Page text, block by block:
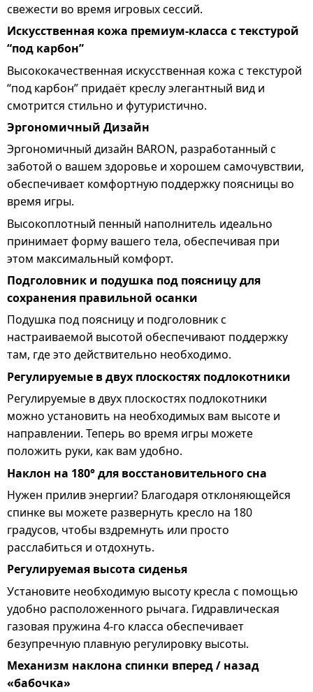
свежести во время игровых сессий.
Искусственная кожа премиум-класса с текстурой
“под карбон”
Высококачественная искусственная кожа с текстурой
“под карбон” придаёт креслу элегантный вид и
смотрится стильно и футуристично.
Эргономичный Дизайн
Эргономичный дизайн BARON, разработанный с
заботой о вашем здоровье и хорошем самочувствии,
обеспечивает комфортную поддержку поясницы во
время игры.
Высокоплотный пенный наполнитель идеально
принимает форму вашего тела, обеспечивая при
этом максимальный комфорт.
Подголовник и подушка под поясницу для
сохранения правильной осанки
Подушка под поясницу и подголовник с
настраиваемой высотой обеспечивают поддержку
там, где это действительно необходимо.
Регулируемые в двух плоскостях подлокотники
Регулируемые в двух плоскостях подлокотники
можно установить на необходимых вам высоте и
направлении. Теперь во время игры можете
положить руки, как вам удобно.
Наклон на 180° для восстановительного сна
Нужен прилив энергии? Благодаря отклоняющейся
спинке вы можете развернуть кресло на 180
градусов, чтобы вздремнуть или просто
расслабиться и отдохнуть.
Регулируемая высота сиденья
Установите необходимую высоту кресла с помощью
удобно расположенного рычага. Гидравлическая
газовая пружина 4-го класса обеспечивает
безупречную плавную регулировку высоты.
Механизм наклона спинки вперед / назад
«бабочка»